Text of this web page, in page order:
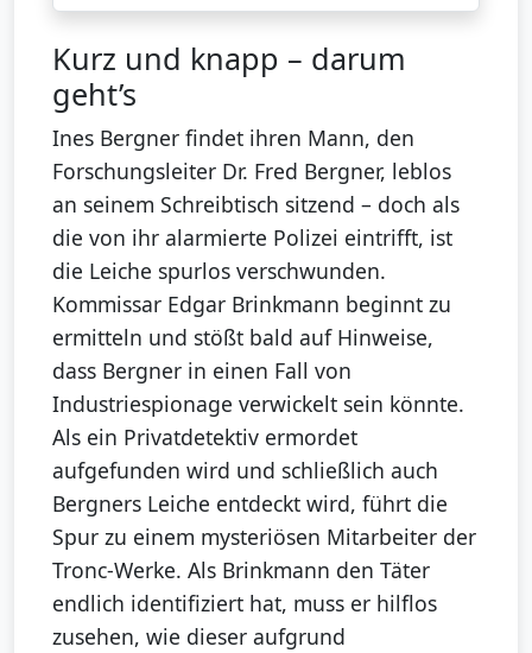
Kurz und knapp – darum
geht’s
Ines Bergner findet ihren Mann, den
Forschungsleiter Dr. Fred Bergner, leblos
an seinem Schreibtisch sitzend – doch als
die von ihr alarmierte Polizei eintrifft, ist
die Leiche spurlos verschwunden.
Kommissar Edgar Brinkmann beginnt zu
ermitteln und stößt bald auf Hinweise,
dass Bergner in einen Fall von
Industriespionage verwickelt sein könnte.
Als ein Privatdetektiv ermordet
aufgefunden wird und schließlich auch
Bergners Leiche entdeckt wird, führt die
Spur zu einem mysteriösen Mitarbeiter der
Tronc-Werke. Als Brinkmann den Täter
endlich identifiziert hat, muss er hilflos
zusehen, wie dieser aufgrund